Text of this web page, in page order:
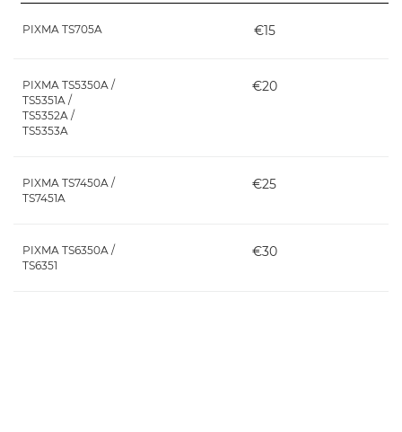
PIXMA TS705A €15
PIXMA TS5350A /
TS5351A /
TS5352A /
TS5353A
€20
PIXMA TS7450A /
TS7451A
€25
PIXMA TS6350A /
TS6351
€30